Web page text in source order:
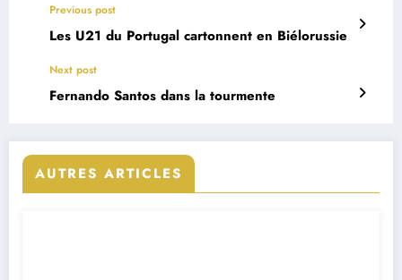
Previous post
Les U21 du Portugal cartonnent en Biélorussie
Next post
Fernando Santos dans la tourmente
AUTRES ARTICLES